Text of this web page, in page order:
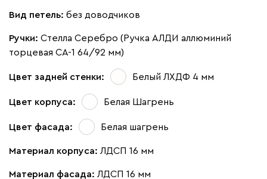
Вид петель: без доводчиков
Ручки: Стелла Серебро (Ручка АЛДИ аллюминий
торцевая CA-1 64/92 мм)
Цвет задней стенки: Белый ЛХДФ 4 мм
Цвет корпуса: Белая Шагрень
Цвет фасада: Белая шагрень
Материал корпуса: ЛДСП 16 мм
Материал фасада: ЛДСП 16 мм